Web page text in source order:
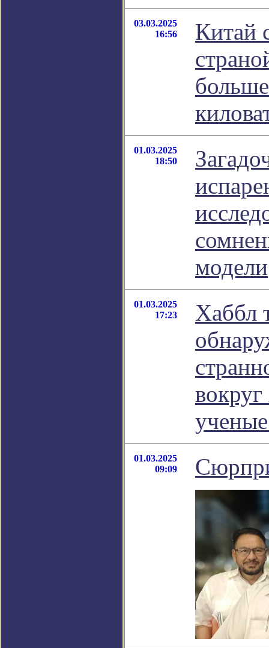
03.03.2025
16:56
Китай
01.03.2025
18:50
модели
01.03.2025
17:23
Хаббл
01.03.2025
09:09